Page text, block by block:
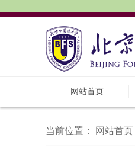
网站首页
当前位置： 网站首页